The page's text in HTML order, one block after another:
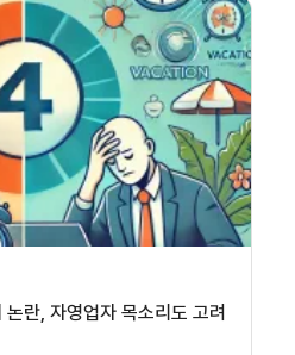
란, 자영업자 목소리도 고려